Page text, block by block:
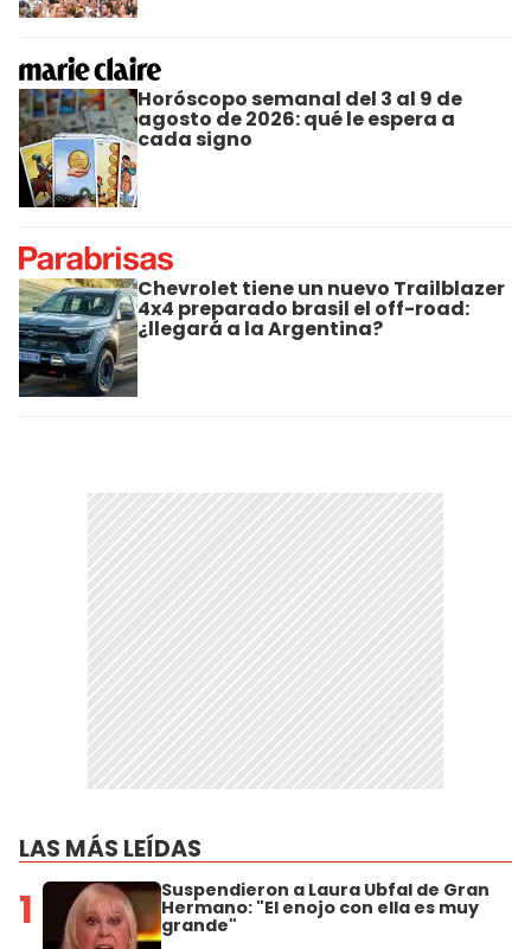
Horóscopo semanal del 3 al 9 de
agosto de 2026: qué le espera a
cada signo
Chevrolet tiene un nuevo Trailblazer
4x4 preparado brasil el off-road:
¿llegará a la Argentina?
LAS MÁS LEÍDAS
1 Suspendieron a Laura Ubfal de Gran
Hermano: "El enojo con ella es muy
grande"